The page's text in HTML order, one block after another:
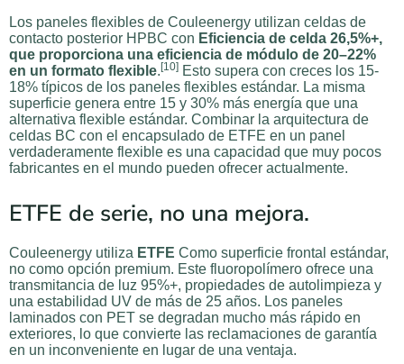
Los paneles flexibles de Couleenergy utilizan celdas de
contacto posterior HPBC con Eficiencia de celda 26,5%+,
que proporciona una eficiencia de módulo de 20–22%
en un formato flexible. [10] Esto supera con creces los 15-
18% típicos de los paneles flexibles estándar. La misma
superficie genera entre 15 y 30% más energía que una
alternativa flexible estándar. Combinar la arquitectura de
celdas BC con el encapsulado de ETFE en un panel
verdaderamente flexible es una capacidad que muy pocos
fabricantes en el mundo pueden ofrecer actualmente.
ETFE de serie, no una mejora.
Couleenergy utiliza ETFE Como superficie frontal estándar,
no como opción premium. Este fluoropolímero ofrece una
transmitancia de luz 95%+, propiedades de autolimpieza y
una estabilidad UV de más de 25 años. Los paneles
laminados con PET se degradan mucho más rápido en
exteriores, lo que convierte las reclamaciones de garantía
en un inconveniente en lugar de una ventaja.